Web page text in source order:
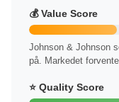
💰 Value Score
Johnson & Johnson
på. Markedet
⭐ Quality Score